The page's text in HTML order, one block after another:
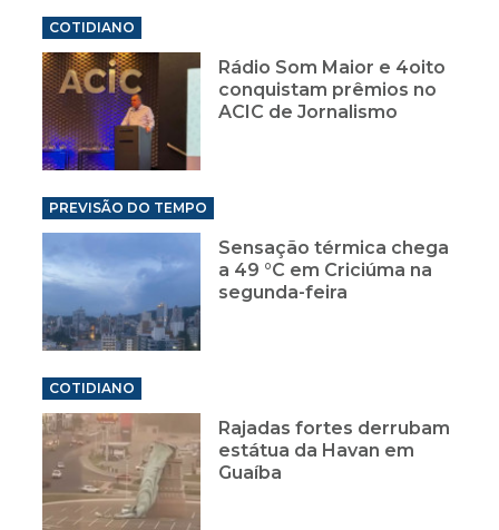
COTIDIANO
Rádio Som Maior e 4oito
conquistam prêmios no
ACIC de Jornalismo
PREVISÃO DO TEMPO
Sensação térmica chega
a 49 °C em Criciúma na
segunda-feira
COTIDIANO
Rajadas fortes derrubam
estátua da Havan em
Guaíba